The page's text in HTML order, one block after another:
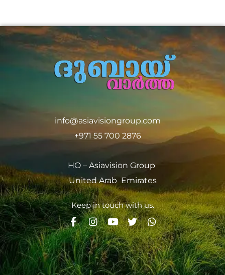
info@asiavisiongroup.com
+971 55 700 2876
HO – Asiavision Group
United Arab Emirates
Keep in touch with us.